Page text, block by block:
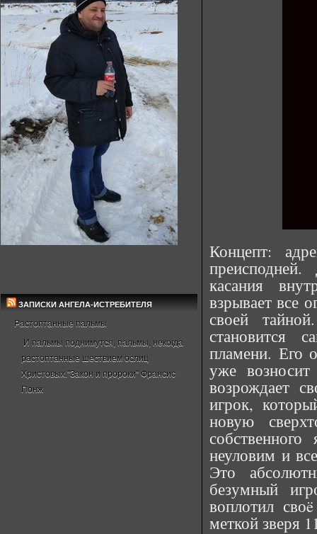
ЗАПИСКИ АНГЕЛА-ИСТРЕБИТЕЛЯ
Растоптанные пальмы
И пальмы поднимутся, пальмы, некогда
растоптанные шествием ослиц
Христовых."Закон и пророки" Франсис
Понж
Концепт:
касания
взрывает все
своей
становится
пламени. Его
уже
возрождает
игрок,
новую
неуловим и
Это
безумный
воплотил
меткой зверя